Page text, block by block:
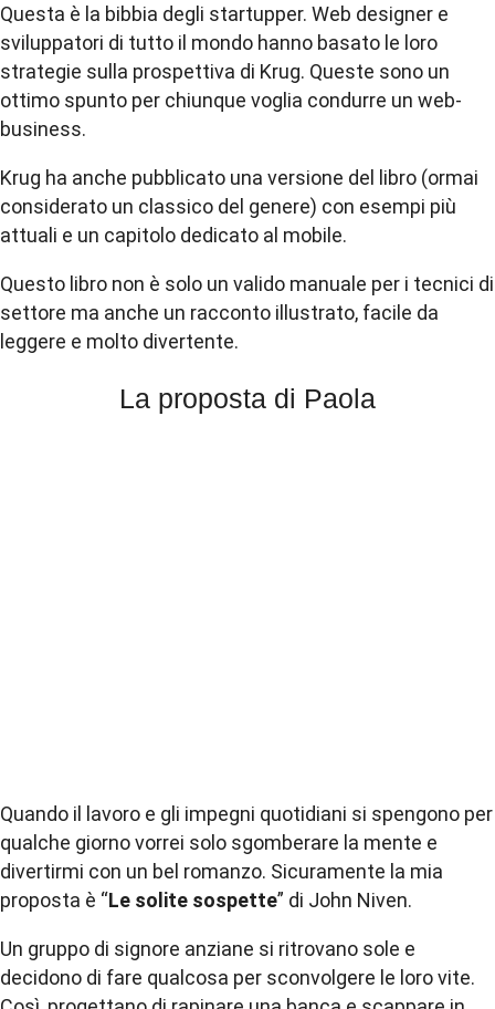
Questa è la bibbia degli startupper. Web designer e
sviluppatori di tutto il mondo hanno basato le loro
strategie sulla prospettiva di Krug. Queste sono un
ottimo spunto per chiunque voglia condurre un web-
business.
Krug ha anche pubblicato una versione del libro (ormai
considerato un classico del genere) con esempi più
attuali e un capitolo dedicato al mobile.
Questo libro non è solo un valido manuale per i tecnici di
settore ma anche un racconto illustrato, facile da
leggere e molto divertente.
La proposta di Paola
Quando il lavoro e gli impegni quotidiani si spengono per
qualche giorno vorrei solo sgomberare la mente e
divertirmi con un bel romanzo. Sicuramente la mia
proposta è “Le solite sospette” di John Niven.
Un gruppo di signore anziane si ritrovano sole e
decidono di fare qualcosa per sconvolgere le loro vite.